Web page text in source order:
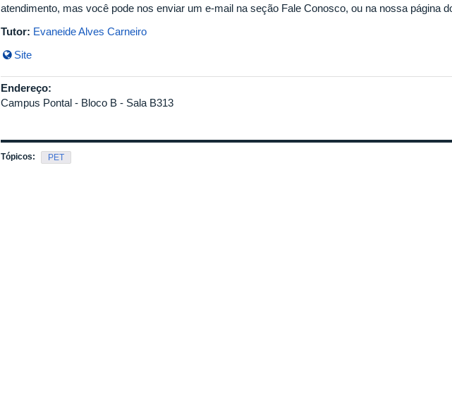
atendimento, mas você pode nos enviar um e-mail na seção Fale Conosco, ou na nossa página
Tutor: Evaneide Alves Carneiro
Site
Endereço:
Campus Pontal - Bloco B - Sala B313
Tópicos: PET